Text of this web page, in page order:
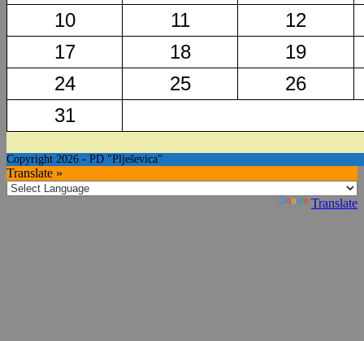
10
11
12
17
18
19
24
25
26
31
Copyright 2026 - PD "Plješevica"
Translate »
Translate